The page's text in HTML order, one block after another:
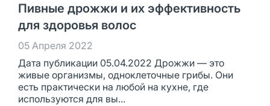
Пивные дрожжи и их эффективность
для здоровья волос
05 Апреля 2022
Дата публикации 05.04.2022 Дрожжи — это
живые организмы, одноклеточные грибы. Они
есть практически на любой на кухне, где
используются для вы...